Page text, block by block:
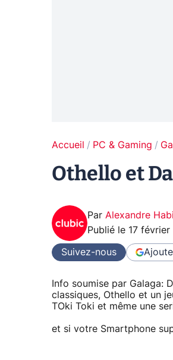
Accueil PC & Gaming
Othello et
Par Alexandre
Publié le 17
Suivez-nous
Info soumise par Galaga:
classiques, Othello et un
TOki Toki et même une
et si votre Smartphone